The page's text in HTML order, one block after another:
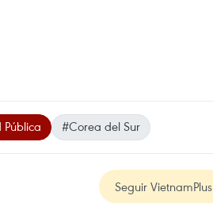
#Corea del Sur
Seguir VietnamPlus